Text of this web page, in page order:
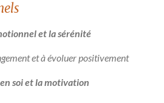
et la sérénité
et à évoluer positivement
soi et la motivation